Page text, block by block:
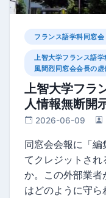
フランス語学科同窓会
上智大学フランス語
風間烈同窓会会長の虚
上智大学フラ
人情報無断開
2026-06-09
同窓会会報に「
てクレジットさ
か。この外部業者
はどのように守ら